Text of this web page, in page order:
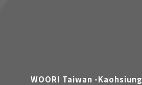
WOORI Taiwan -Kaohsiung